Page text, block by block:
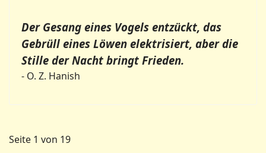
Der Gesang eines Vogels entzückt, das
Gebrüll eines Löwen elektrisiert, aber die
Stille der Nacht bringt Frieden.
- O. Z. Hanish
Seite 1 von 19